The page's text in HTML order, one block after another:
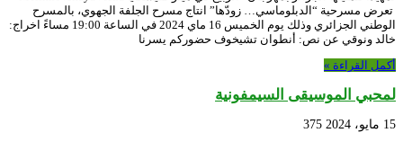
تعرض مسرحية “الدبلوماسي… زودّها” انتاج مسرح الجلفة الجهوي، بالمسرح
الوطني الجزائري وذلك يوم الخميس 16 ماي 2024 في الساعة 19:00 مساءً اخراج:
خالد ونوقي عن نص: أنطوان تشيخوف حضوركم يسرنا
أكمل القراءة »
لمحبي الموسيقى السيمفونية
15 مايو، 2024 375